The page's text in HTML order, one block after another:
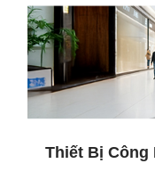
Thiết Bị Công